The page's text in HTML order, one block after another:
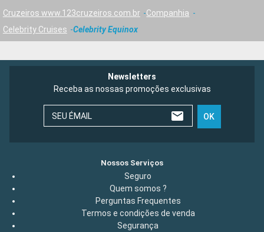
Cruzeiros www.123cruzeiros.com.br
Companhia
Celebrity Cruises
Celebrity Equinox
Newsletters
Receba as nossas promoções exclusivas
SEU ÉMAIL OK
Nossos Serviços
Seguro
Quem somos ?
Perguntas Frequentes
Termos e condições de venda
Segurança